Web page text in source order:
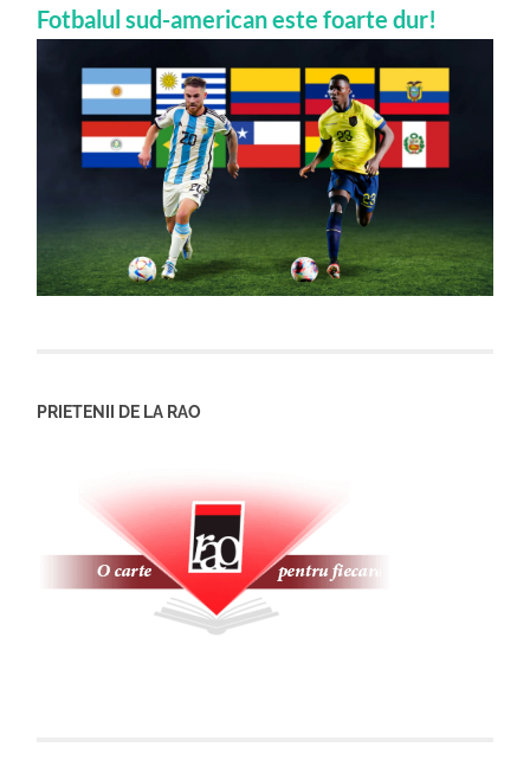
Fotbalul sud-american este foarte dur!
PRIETENII DE LA RAO